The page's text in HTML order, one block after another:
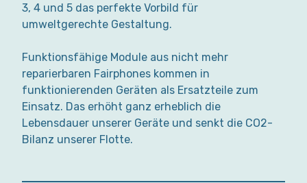
3, 4 und 5 das perfekte Vorbild für
umweltgerechte Gestaltung.
Funktionsfähige Module aus nicht mehr
reparierbaren Fairphones kommen in
funktionierenden Geräten als Ersatzteile zum
Einsatz. Das erhöht ganz erheblich die
Lebensdauer unserer Geräte und senkt die CO2-
Bilanz unserer Flotte.